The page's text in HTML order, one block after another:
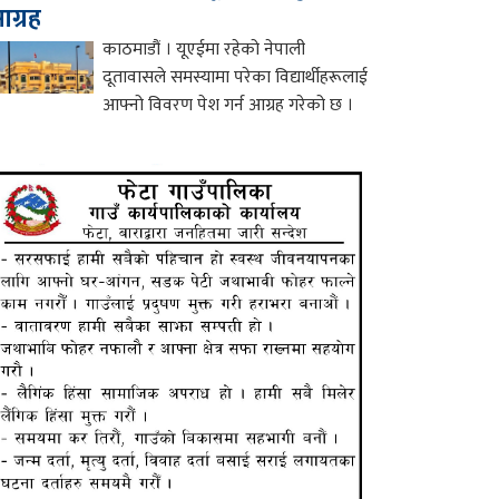
काठमाडौं । यूएईमा रहेको नेपाली
दूतावासले समस्यामा परेका विद्यार्थीहरूलाई
आफ्नो विवरण पेश गर्न आग्रह गरेको छ ।